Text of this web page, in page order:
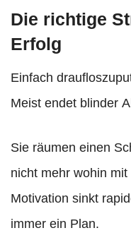
Die richtige
Erfolg
Einfach
Meist endet blinder
Sie räumen einen
nicht mehr wohin
Motivation sinkt
immer ein Plan.